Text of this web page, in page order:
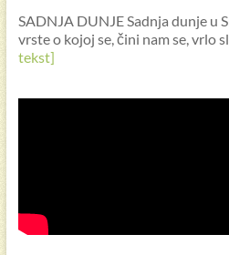
SADNJA DUNJE Sadnja dunje u
vrste o kojoj se, čini nam se, vrlo
tekst]